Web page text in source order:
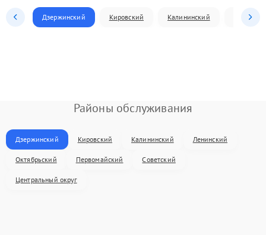
Дзержинский Кировский Калининский
Районы обслуживания
Дзержинский Кировский Калининский Ленинский
Октябрьский Первомайский Советский
Центральный округ